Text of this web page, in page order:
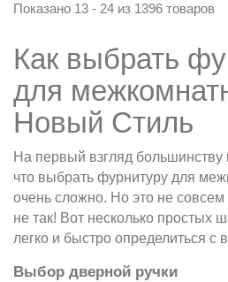
Показано 13 - 24 из 1396 товаров
Как выбрать
для
Новый Стиль
На первый взгляд большинству
что выбрать фурнитуру для
очень сложно. Но это не совсем
не так! Вот несколько простых
легко и быстро определиться с
Выбор дверной ручки